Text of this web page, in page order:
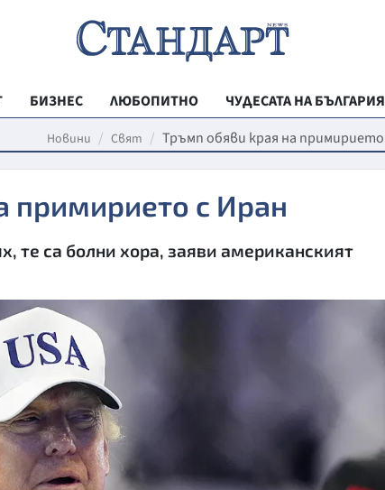
БИЗНЕС ЛЮБОПИТНО
ЧУДЕСАТА НА БЪЛГАРИЯ
РЕГИОНАЛНИ
ВЕСТНИК
МОЯТ ГРАД
КУЛТУРА
ПРАВОСЪДИЕ
Новини Свят Тръмп обяви края на
примирието с Иран
те са болни хора, заяви американският